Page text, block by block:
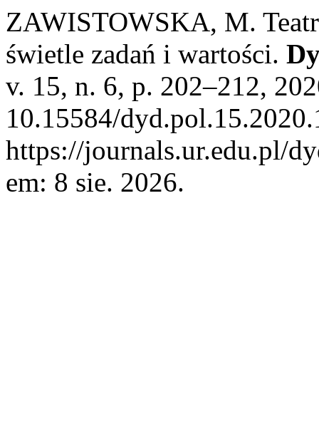
ZAWISTOWSKA, M.
świetle zadań i wartości.
v. 15, n. 6, p. 202–212,
10.15584/
https://journals.ur.edu.pl/
em: 8 sie. 2026.